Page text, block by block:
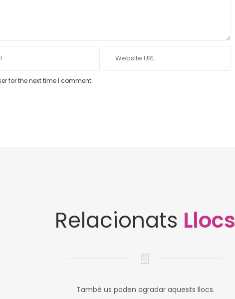
for the next time I comment.
Relacionats Llocs
També us poden agradar aquests llocs.